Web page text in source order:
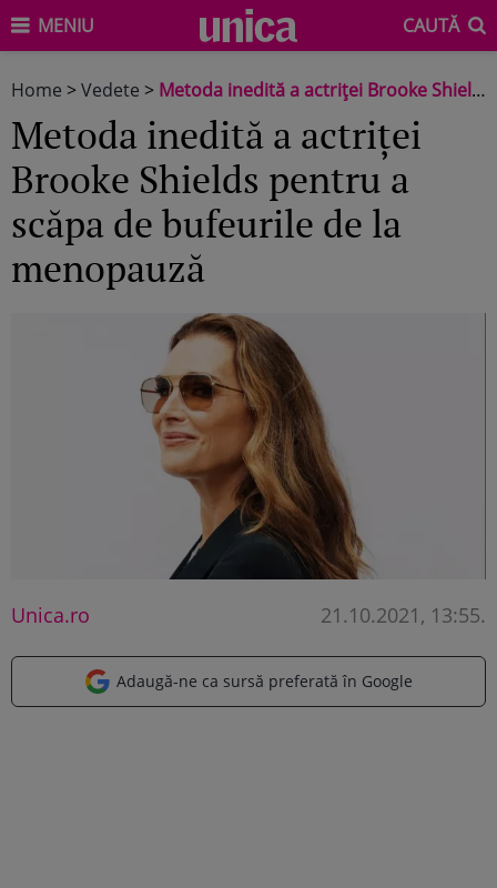
MENIU CAUTĂ
Home >Vedete > Metoda inedită a actriței Brooke Shields pentru a scăpa de bufeurile de la menopauză
Metoda inedită a actriței
Brooke Shields pentru a
scăpa de bufeurile de la
menopauză
Unica.ro 21.10.2021, 13:55.
Adaugă-ne ca sursă preferată în Google